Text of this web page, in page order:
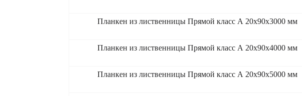
Планкен из лиственницы Прямой класс А 20x90x3000 мм
Планкен из лиственницы Прямой класс А 20x90x4000 мм
Планкен из лиственницы Прямой класс А 20x90x5000 мм